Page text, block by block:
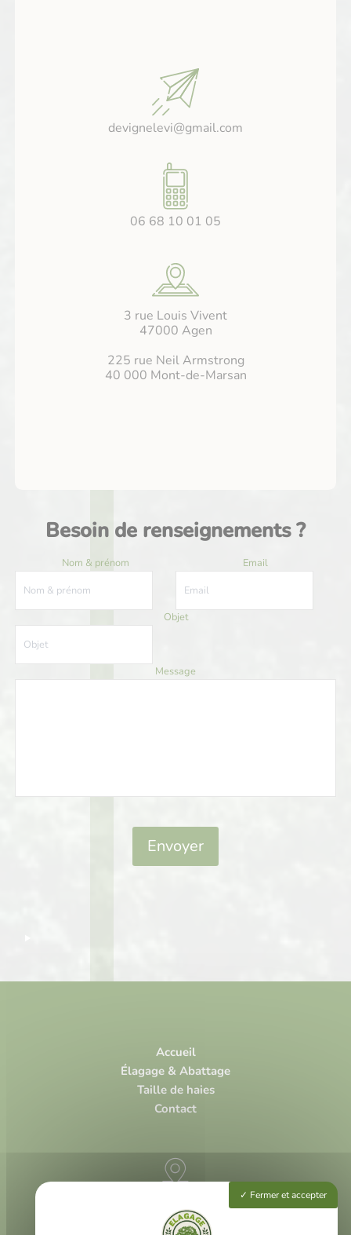
devignelevi@gmail.com
06 68 10 01 05
3 rue Louis Vivent
47000 Agen
225 rue Neil Armstrong
40 000 Mont-de-Marsan
Besoin de renseignements ?
Nom & prénom Email
Objet
Message
Accueil
Élagage & Abattage
Taille de haies
Contact
47000 Agen
Fermer et accepter